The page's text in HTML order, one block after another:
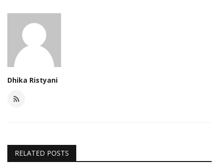
Dhika Ristyani
RELATED POSTS